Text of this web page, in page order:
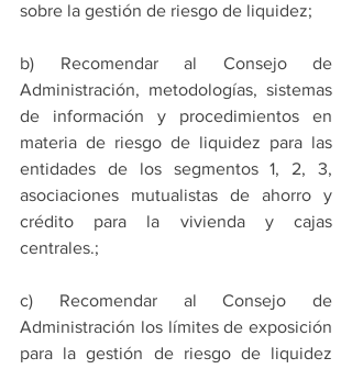
sobre la gestión de riesgo de liquidez;
b) Recomendar al Consejo de
Administración, metodologías, sistemas
de información y procedimientos en
materia de riesgo de liquidez para las
entidades de los segmentos 1, 2, 3,
asociaciones mutualistas de ahorro y
crédito para la vivienda y cajas
centrales.;
c) Recomendar al Consejo de
Administración los límites de exposición
para la gestión de riesgo de liquidez